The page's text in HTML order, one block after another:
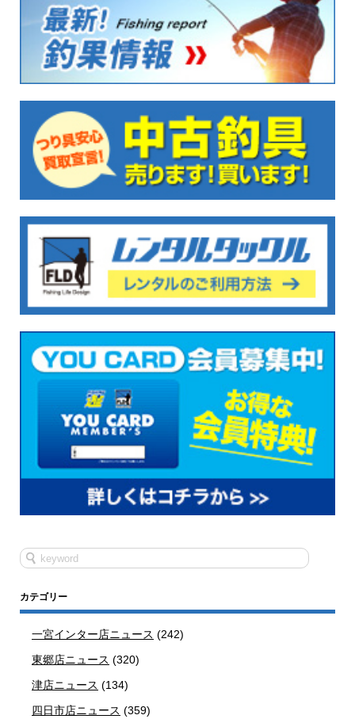
カテゴリー
一宮インター店ニュース (242)
東郷店ニュース (320)
津店ニュース (134)
四日市店ニュース (359)